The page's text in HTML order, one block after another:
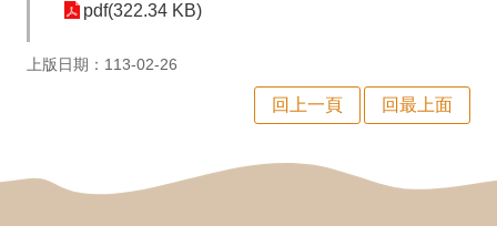
主
pdf(322.34 KB)
上版日期：113-02-26
回上一頁 回最上面